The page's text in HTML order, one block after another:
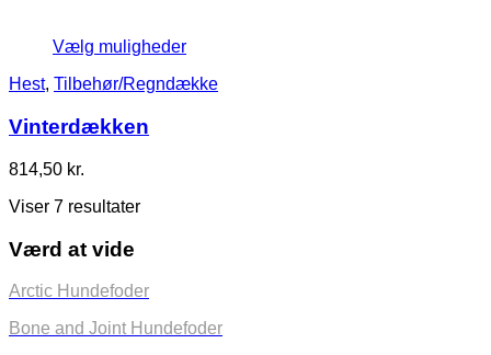
Vælg muligheder
Hest, Tilbehør/Regndække
Vinterdækken
814,50 kr.
Viser 7 resultater
Værd at vide
Arctic Hundefoder
Bone and Joint Hundefoder